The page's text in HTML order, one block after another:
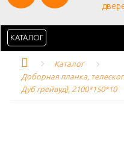
КАТАЛОГ
Каталог
Доборная планка,
Дуб грейвуд), 2100*150*10